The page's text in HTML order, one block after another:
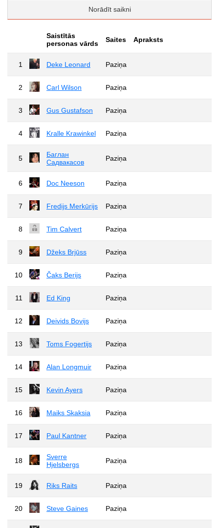
Norādīt saikni
Saistītās
personas vārds
Saites Apraksts
1 Deke Leonard Paziņa
2 Carl Wilson Paziņa
3 Gus Gustafson Paziņa
4 Kralle Krawinkel Paziņa
5
Баглан
Садвакасов
Paziņa
6 Doc Neeson Paziņa
7 Fredijs Merkūrijs Paziņa
8 Tim Calvert Paziņa
9 Džeks Brjūss Paziņa
10 Čaks Berijs Paziņa
11 Ed King Paziņa
12 Deivids Bovijs Paziņa
13 Toms Fogertijs Paziņa
14 Alan Longmuir Paziņa
15 Kevin Ayers Paziņa
16 Maiks Skaksia Paziņa
17 Paul Kantner Paziņa
18
Sverre
Hjelsbergs
Paziņa
19 Riks Raits Paziņa
20 Steve Gaines Paziņa